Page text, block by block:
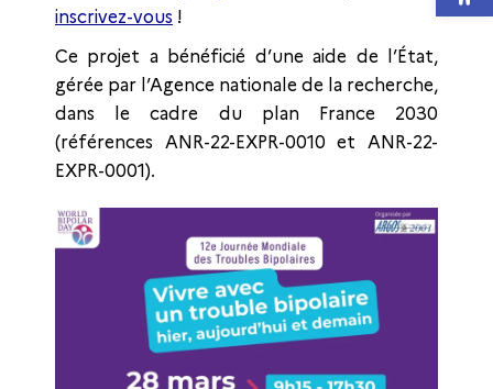
inscrivez-vous !
Ce projet a bénéficié d’une aide de l’État,
gérée par l’Agence nationale de la recherche,
dans le cadre du plan France 2030
(références ANR-22-EXPR-0010 et ANR-22-
EXPR-0001).